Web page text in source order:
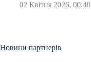
02 Квітня 2026, 00:40
Новини партнерів